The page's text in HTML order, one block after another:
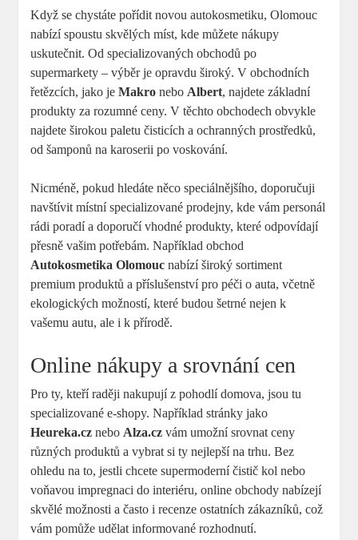
Když se chystáte pořídit novou autokosmetiku, Olomouc
nabízí spoustu skvělých míst, kde můžete nákupy
uskutečnit. Od specializovaných obchodů po
supermarkety – výběr je opravdu široký. V obchodních
řetězcích, jako jeMakro nebo Albert, najdete základní
produkty za rozumné ceny. V těchto obchodech obvykle
najdete širokou paletu čisticích a ochranných prostředků,
od šamponů na karoserii po voskování.
Nicméně, pokud hledáte něco speciálnějšího, doporučuji
navštívit místní specializované prodejny, kde vám personál
rádi poradí a doporučí vhodné produkty, které odpovídají
přesně vašim potřebám. Například obchod
Autokosmetika Olomouc nabízí široký sortiment
premium produktů a příslušenství pro péči o auta, včetně
ekologických možností, které budou šetrné nejen k
vašemu autu, ale i k přírodě.
Online nákupy a srovnání cen
Pro ty, kteří raději nakupují z pohodlí domova, jsou tu
specializované e-shopy. Například stránky jako
Heureka.cz nebo Alza.cz vám umožní srovnat ceny
různých produktů a vybrat si ty nejlepší na trhu. Bez
ohledu na to, jestli chcete supermoderní čistič kol nebo
voňavou impregnaci do interiéru, online obchody nabízejí
skvělé možnosti a často i recenze ostatních zákazníků, což
vám pomůže udělat informované rozhodnutí.